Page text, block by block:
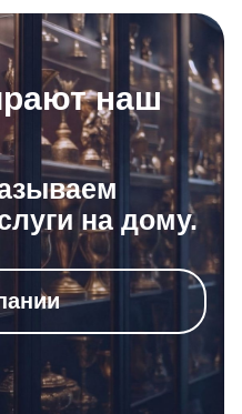
наш
на дому.